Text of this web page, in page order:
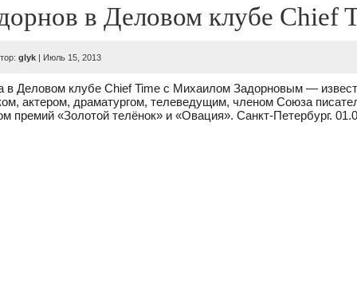
в Деловом клубе Chief
glyk | Июль 15, 2013
в Деловом клубе Chief Time с Михаилом Задорновым —
актером, драматургом, телеведущим, членом Союза
премий «Золотой телёнок» и «Овация». Санкт-Петербург.